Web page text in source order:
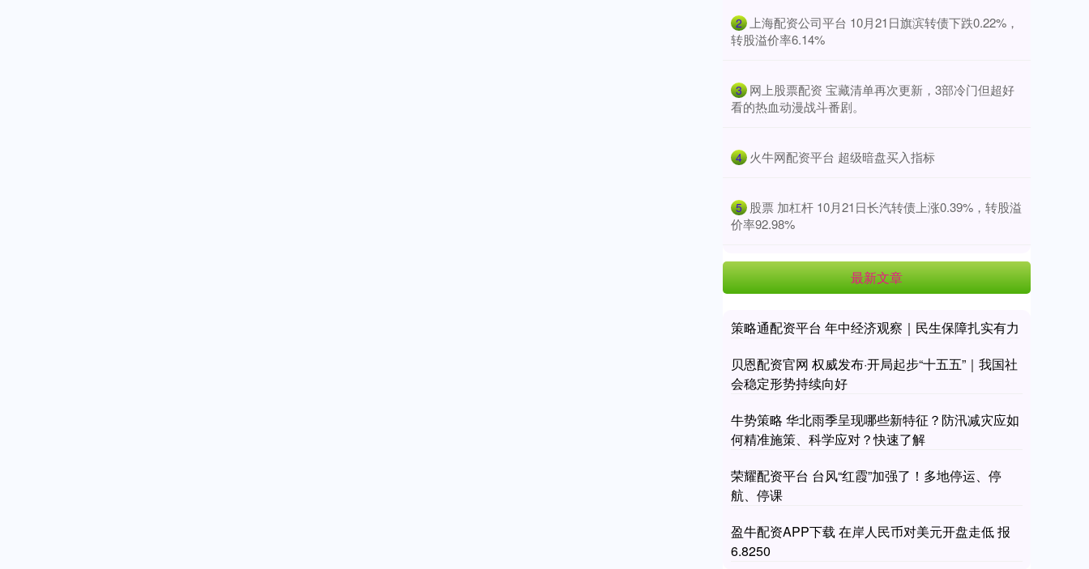
2
​上海配资公司平台 10月21日旗滨转债下跌0.22%，
转股溢价率6.14%
3 ​网上股票配资 宝藏清单再次更新，3部冷门但超好
看的热血动漫战斗番剧。
4 ​火牛网配资平台 超级暗盘买入指标
5 ​股票 加杠杆 10月21日长汽转债上涨0.39%，转股溢
价率92.98%
最新文章
策略通配资平台 年中经济观察｜民生保障扎实有力
贝恩配资官网 权威发布·开局起步“十五五”｜我国社
会稳定形势持续向好
牛势策略 华北雨季呈现哪些新特征？防汛减灾应如
何精准施策、科学应对？快速了解
荣耀配资平台 台风“红霞”加强了！多地停运、停
航、停课
盈牛配资APP下载 在岸人民币对美元开盘走低 报
6.8250